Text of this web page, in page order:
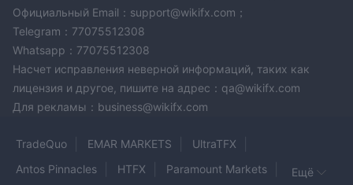
Официальный Email：support@wikifx.com；
Telegram：77075512308
Whatsapp：77075512308
Насчет исправления неверной информаций, таких как
лицензия и другое, пишите на адрес：qa@wikifx.com
Для рекламы：business@wikifx.com
TradeQuo EMAR MARKETS
UltraTFX
Antos Pinnacles
HTFX Paramount Markets Ещё